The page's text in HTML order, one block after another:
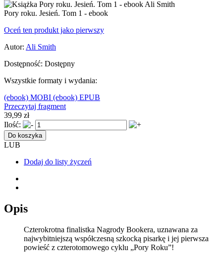
Pory roku. Jesień. Tom 1 - ebook
Oceń ten produkt jako pierwszy
Autor: Ali Smith
Dostępność: Dostępny
Wszystkie formaty i wydania:
(ebook) MOBI (ebook) EPUB
Przeczytaj fragment
39,99 zł
Ilość:
Do koszyka
LUB
Dodaj do listy życzeń
Opis
Czterokrotna finalistka Nagrody Bookera, uznawana za
najwybitniejszą współczesną szkocką pisarkę i jej pierwsza
powieść z czterotomowego cyklu „Pory Roku”!